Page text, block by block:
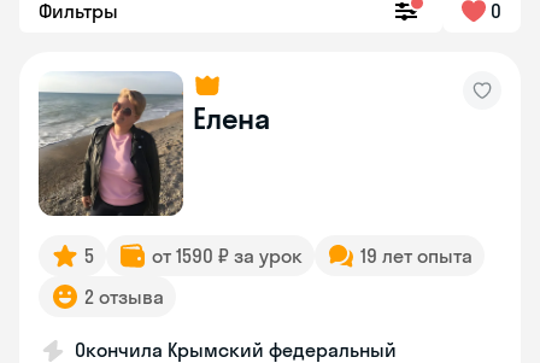
Фильтры 0
Елена
5 от 1590 ₽ за урок
19 лет опыта
2 отзыва
Окончила Крымский федеральный